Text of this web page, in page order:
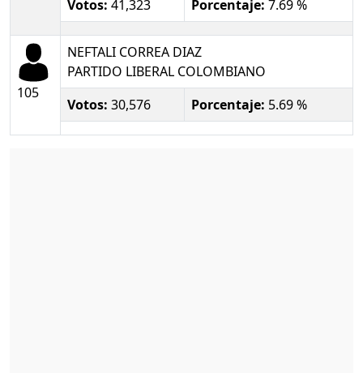
Votos: 41,323 Porcentaje: 7.69 %
105
NEFTALI CORREA DIAZ
PARTIDO LIBERAL COLOMBIANO
Votos: 30,576 Porcentaje: 5.69 %